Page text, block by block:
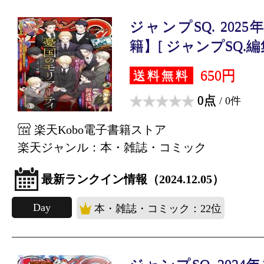
ジャンプSQ. 2025
籍】[ ジャンプSQ.編
送料無料 650円
0点 / 0件
楽天Kobo電子書籍ストア
楽天ジャンル：本・雑誌・コミック
最新ランクイン情報（2024.12.05）
Day 本・雑誌・コミック：22位